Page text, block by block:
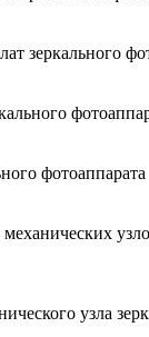
зеркального
фотоаппарата
узла